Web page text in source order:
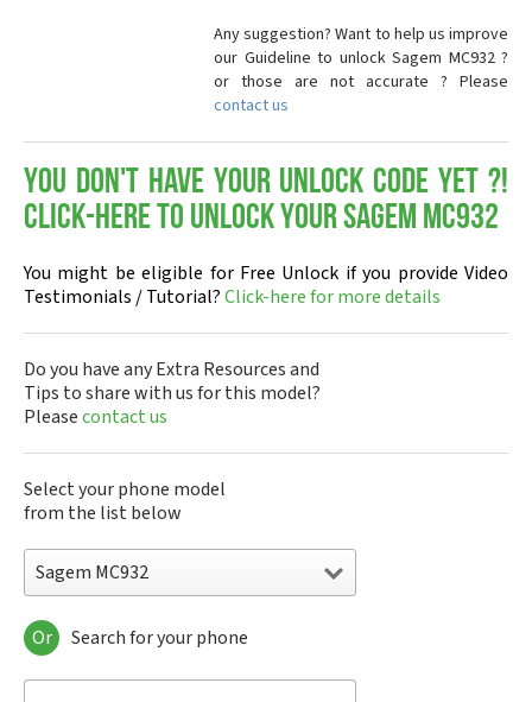
Any suggestion? Want to help us improve
our Guideline to unlock Sagem MC932 ?
or those are not accurate ? Please
contact us
You don't have your Unlock Code yet ?!
Click-here to Unlock your Sagem MC932
You might be eligible for Free Unlock if you provide Video
Testimonials / Tutorial?Click-here for more details
Do you have any Extra Resources and
Tips to share with us for this model?
Pleasecontact us
Select your phone model
from the list below
Sagem MC932
Sagem DMC830
Sagem F@st 840
Or Search for your phone